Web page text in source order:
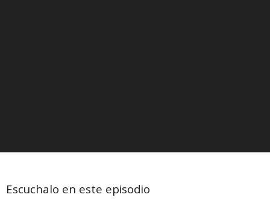
Escuchalo en este episodio